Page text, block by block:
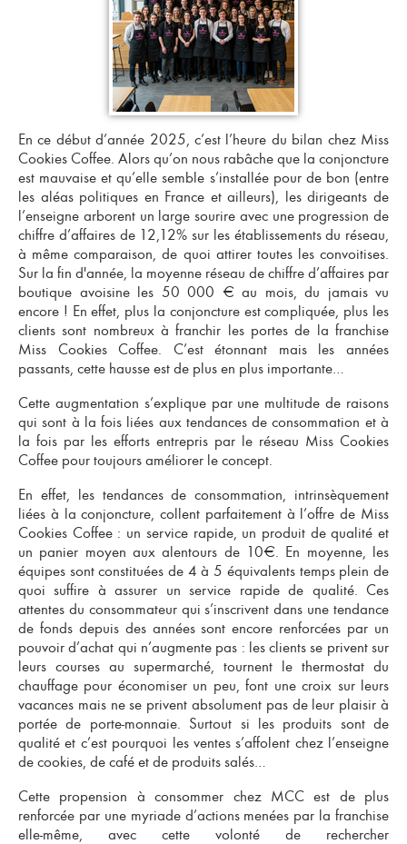
En ce début d’année 2025, c’est l’heure du bilan chez Miss
Cookies Coffee. Alors qu’on nous rabâche que la conjoncture
est mauvaise et qu’elle semble s’installée pour de bon (entre
les aléas politiques en France et ailleurs), les dirigeants de
l’enseigne arborent un large sourire avec une progression de
chiffre d’affaires de 12,12% sur les établissements du réseau,
à même comparaison, de quoi attirer toutes les convoitises.
Sur la fin d'année, la moyenne réseau de chiffre d’affaires par
boutique avoisine les 50 000 € au mois, du jamais vu
encore ! En effet, plus la conjoncture est compliquée, plus les
clients sont nombreux à franchir les portes de la franchise
Miss Cookies Coffee. C’est étonnant mais les années
passants, cette hausse est de plus en plus importante…
Cette augmentation s’explique par une multitude de raisons
qui sont à la fois liées aux tendances de consommation et à
la fois par les efforts entrepris par le réseau Miss Cookies
Coffee pour toujours améliorer le concept.
En effet, les tendances de consommation, intrinsèquement
liées à la conjoncture, collent parfaitement à l’offre de Miss
Cookies Coffee : un service rapide, un produit de qualité et
un panier moyen aux alentours de 10€. En moyenne, les
équipes sont constituées de 4 à 5 équivalents temps plein de
quoi suffire à assurer un service rapide de qualité. Ces
attentes du consommateur qui s’inscrivent dans une tendance
de fonds depuis des années sont encore renforcées par un
pouvoir d’achat qui n’augmente pas : les clients se privent sur
leurs courses au supermarché, tournent le thermostat du
chauffage pour économiser un peu, font une croix sur leurs
vacances mais ne se privent absolument pas de leur plaisir à
portée de porte-monnaie. Surtout si les produits sont de
qualité et c’est pourquoi les ventes s’affolent chez l’enseigne
de cookies, de café et de produits salés…
Cette propension à consommer chez MCC est de plus
renforcée par une myriade d’actions menées par la franchise
elle-même, avec cette volonté de rechercher